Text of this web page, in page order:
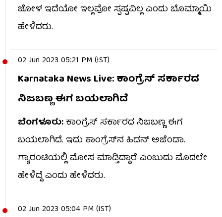
ಜೋಳ ಇದೆಯೋ ಇಲ್ಲವೋ ಸ್ಪಷ್ಟವಿಲ್ಲ ಎಂದು ಬೊಮ್ಮಾಯಿ
ಹೇಳಿದರು.
02 Jun 2023 05:21 PM (IST)
Karnataka News Live: ಕಾಂಗ್ರೆಸ್ ಸರ್ಕಾರದ
ನಿಜಬಣ್ಣ ಈಗ ಬಯಲಾಗಿದೆ
ಬೆಂಗಳೂರು:ಕಾಂಗ್ರೆಸ್ ಸರ್ಕಾರದ ನಿಜಬಣ್ಣ ಈಗ
ಬಯಲಾಗಿದೆ. ಇದು ಕಾಂಗ್ರೆಸ್​ನ ಹಿಡನ್​ ಅಜೆಂಡಾ.
ಗ್ಯಾರಂಟಿಯಲ್ಲಿ ಮೋಸ ಮಾಡ್ತಿದ್ದಾರೆ ಎಂಬುದು ಮೊದಲೇ
ಹೇಳಿದ್ದೆ ಎಂದು ಹೇಳಿದರು.
02 Jun 2023 05:04 PM (IST)